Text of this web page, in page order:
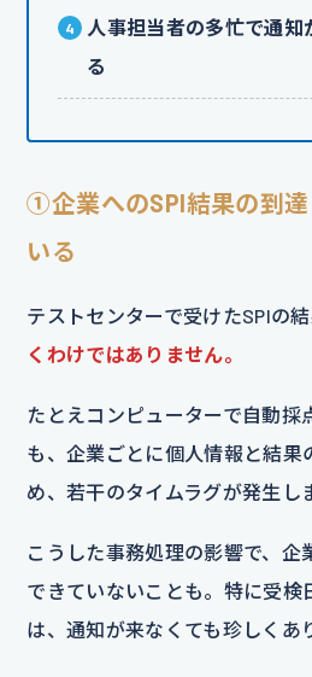
人事担当者の多忙で通知
る
①企業へのSPI結果の到
いる
テストセンターで受けたSPIの結
くわけではありません。
たとえコンピューターで自動採
も、企業ごとに個人情報と結果
め、若干のタイムラグが発生し
こうした事務処理の影響で、企
できていないことも。特に受検
は、通知が来なくても珍しくあ